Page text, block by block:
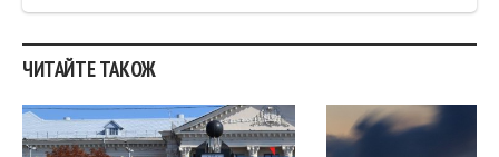
ЧИТАЙТЕ ТАКОЖ